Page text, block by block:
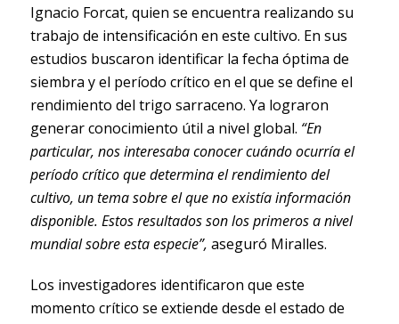
Ignacio Forcat, quien se encuentra realizando su
trabajo de intensificación en este cultivo. En sus
estudios buscaron identificar la fecha óptima de
siembra y el período crítico en el que se define el
rendimiento del trigo sarraceno. Ya lograron
generar conocimiento útil a nivel global. “En
particular, nos interesaba conocer cuándo ocurría el
período crítico que determina el rendimiento del
cultivo, un tema sobre el que no existía información
disponible. Estos resultados son los primeros a nivel
mundial sobre esta especie”, aseguró Miralles.
Los investigadores identificaron que este
momento crítico se extiende desde el estado de